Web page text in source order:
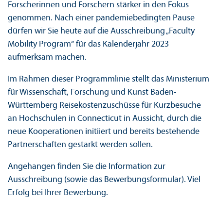
Forscherinnen und Forschern stärker in den Fokus
genommen. Nach einer pandemiebedingten Pause
dürfen wir Sie heute auf die Ausschreibung „Faculty
Mobility Program“ für das Kalenderjahr 2023
aufmerksam machen.
Im Rahmen dieser Programmlinie stellt das Ministerium
für Wissenschaft, Forschung und Kunst Baden-
Württemberg Reisekostenzuschüsse für Kurzbesuche
an Hochschulen in Connecticut in Aussicht, durch die
neue Kooperationen initiiert und bereits bestehende
Partnerschaften gestärkt werden sollen.
Angehangen finden Sie die Information zur
Ausschreibung (sowie das Bewerbungsformular). Viel
Erfolg bei Ihrer Bewerbung.